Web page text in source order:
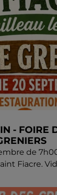
- FOIRE
de
Fiacre.